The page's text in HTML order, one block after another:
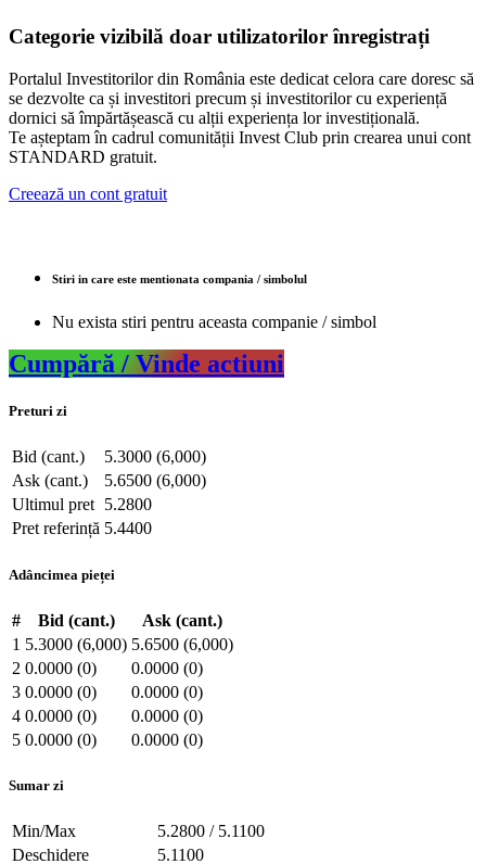
Categorie vizibilă doar utilizatorilor înregistrați
Portalul Investitorilor din România este dedicat celora care doresc să
se dezvolte ca și investitori precum și investitorilor cu experiență
dornici să împărtășească cu alții experiența lor investițională.
Te așteptam în cadrul comunității Invest Club prin crearea unui cont
STANDARD gratuit.
Creează un cont gratuit
Stiri in care este mentionata compania / simbolul
Nu exista stiri pentru aceasta companie / simbol
Cumpără / Vinde actiuni
Preturi zi
Bid (cant.)
5.3000 (6,000)
Ask (cant.)
5.6500 (6,000)
Ultimul pret 5.2800
Pret referință 5.4400
Adâncimea pieței
# Bid (cant.)
Ask (cant.)
1 5.3000 (6,000) 5.6500 (6,000)
2 0.0000 (0)
0.0000 (0)
3 0.0000 (0)
0.0000 (0)
4 0.0000 (0)
0.0000 (0)
5 0.0000 (0) 0.0000 (0)
Sumar zi
Min/Max
5.2800 / 5.1100
Deschidere
5.1100